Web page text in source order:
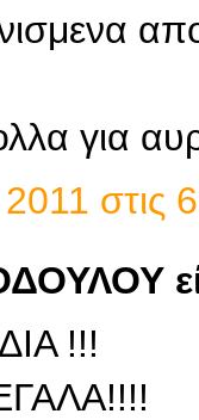
για
στις
!!!